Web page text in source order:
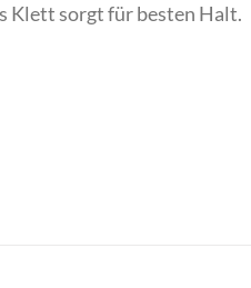
Klett sorgt für besten Halt.